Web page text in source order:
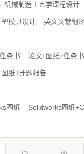
机械制造工艺学课程设计
塑模具设计 英文文献翻
务书 论文+图纸+任务
纸+开题报告
图纸 Solidworks图纸